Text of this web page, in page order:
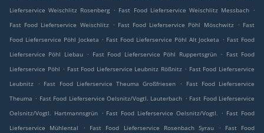
Lieferservice Weischlitz Rosenberg . Fast Food Lieferservice Weischlitz Messbach .
Fast Food Lieferservice Weischlitz
. Fast Food Lieferservice Pöhl Möschwitz . Fast
Food Lieferservice Pöhl Jocketa . Fast Food Lieferservice Pöhl Alt Jocketa . Fast Food
Lieferservice Pöhl Liebau . Fast Food Lieferservice Pöhl Ruppertsgrün . Fast Food
Lieferservice Pöhl . Fast Food Lieferservice Leubnitz Rößnitz . Fast Food Lieferservice
Leubnitz
. Fast Food Lieferservice Theuma Großfriesen .
Fast Food Lieferservice
Theuma . Fast Food Lieferservice Oelsnitz/Vogtl. Lauterbach . Fast Food Lieferservice
Oelsnitz/Vogtl. Hartmannsgrün . Fast Food Lieferservice Oelsnitz/Vogtl. . Fast Food
Lieferservice Mühlental
. Fast Food Lieferservice Rosenbach Syrau . Fast Food